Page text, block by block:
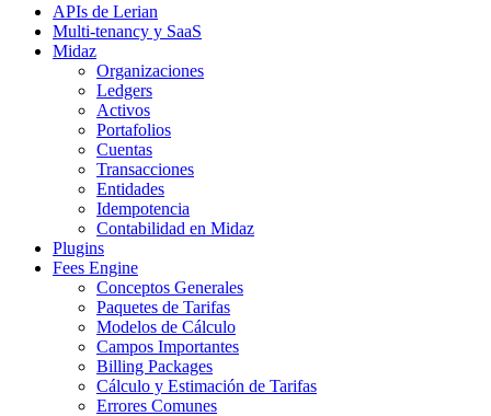
APIs de Lerian
Multi-tenancy y SaaS
Midaz
Organizaciones
Ledgers
Activos
Portafolios
Cuentas
Transacciones
Entidades
Idempotencia
Contabilidad en Midaz
Plugins
Fees Engine
Conceptos Generales
Paquetes de Tarifas
Modelos de Cálculo
Campos Importantes
Billing Packages
Cálculo y Estimación de Tarifas
Errores Comunes